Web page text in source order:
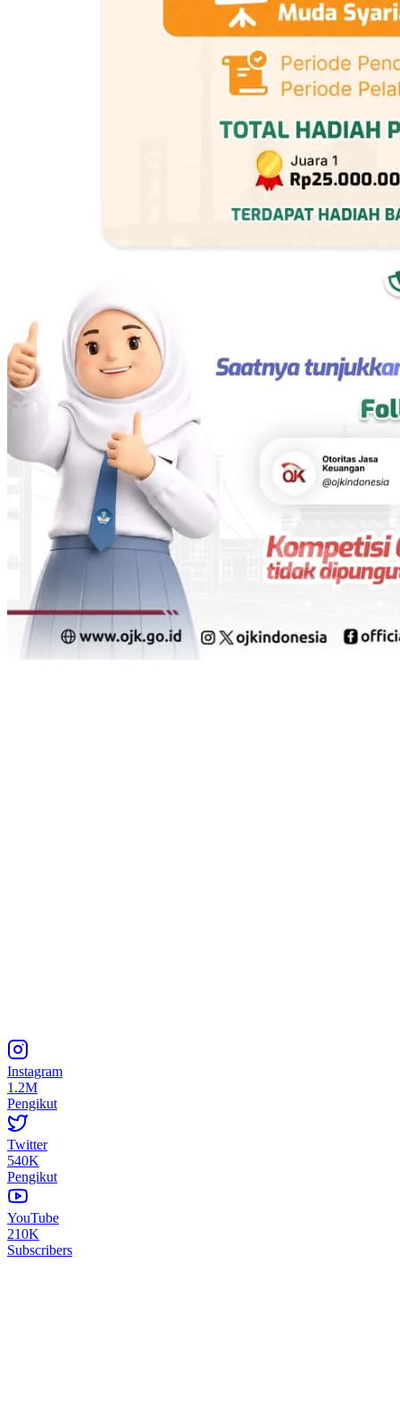
Instagram
1.2M
Pengikut
Twitter
540K
Pengikut
YouTube
210K
Subscribers